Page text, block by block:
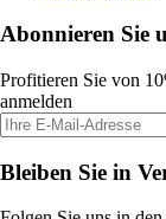
Abonnieren Sie
Profitieren Sie von
anmelden
Bleiben Sie in